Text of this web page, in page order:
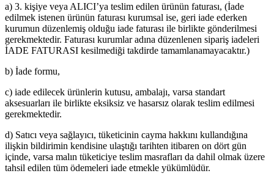
a) 3. kişiye veya ALICI’ya teslim edilen ürünün faturası, (İade
edilmek istenen ürünün faturası kurumsal ise, geri iade ederken
kurumun düzenlemiş olduğu iade faturası ile birlikte gönderilmesi
gerekmektedir. Faturası kurumlar adına düzenlenen sipariş iadeleri
İADE FATURASI kesilmediği takdirde tamamlanamayacaktır.)
b) İade formu,
c) iade edilecek ürünlerin kutusu, ambalajı, varsa standart
aksesuarları ile birlikte eksiksiz ve hasarsız olarak teslim edilmesi
gerekmektedir.
d) Satıcı veya sağlayıcı, tüketicinin cayma hakkını kullandığına
ilişkin bildirimin kendisine ulaştığı tarihten itibaren on dört gün
içinde, varsa malın tüketiciye teslim masrafları da dahil olmak üzere
tahsil edilen tüm ödemeleri iade etmekle yükümlüdür.